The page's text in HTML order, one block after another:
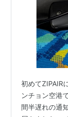
初めてZIPAIR
ンチョン空港
間半遅れの通